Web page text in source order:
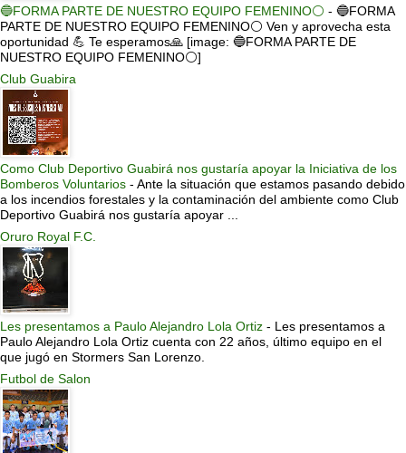
🔵FORMA PARTE DE NUESTRO EQUIPO FEMENINO⚪ - 🔵FORMA
PARTE DE NUESTRO EQUIPO FEMENINO⚪ Ven y aprovecha esta
oportunidad 💪 Te esperamos🙏 [image: 🔵FORMA PARTE DE
NUESTRO EQUIPO FEMENINO⚪]
Club Guabira
Como Club Deportivo Guabirá nos gustaría apoyar la Iniciativa de los
Bomberos Voluntarios - Ante la situación que estamos pasando debido
a los incendios forestales y la contaminación del ambiente como Club
Deportivo Guabirá nos gustaría apoyar ...
Oruro Royal F.C.
Les presentamos a Paulo Alejandro Lola Ortiz - Les presentamos a
Paulo Alejandro Lola Ortiz cuenta con 22 años, último equipo en el
que jugó en Stormers San Lorenzo.
Futbol de Salon